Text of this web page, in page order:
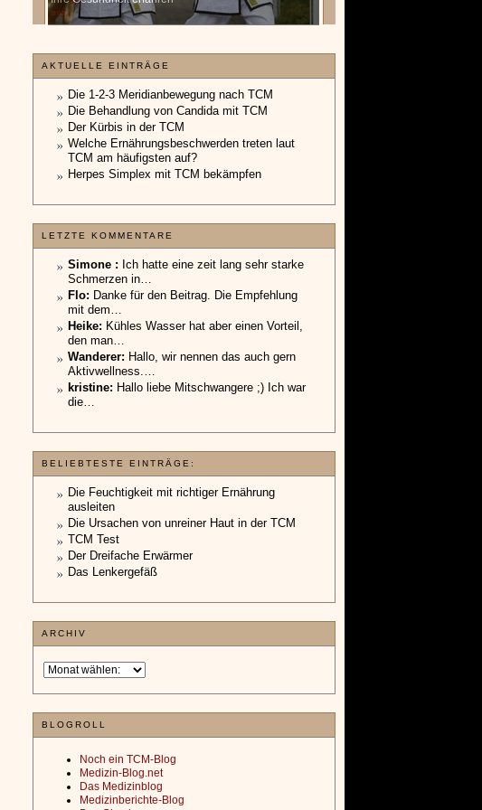
»»»
»»»
AKTUELLE EINTRÄGE
Die 1-2-3 Meridianbewegung nach TCM
Die Behandlung von Candida mit TCM
Der Kürbis in der TCM
Welche Ernährungsbeschwerden treten laut
TCM am häufigsten auf?
Herpes Simplex mit TCM bekämpfen
LETZTE KOMMENTARE
Simone : Ich hatte eine zeit lang sehr starke
Schmerzen in…
Flo: Danke für den Beitrag. Die Empfehlung
mit dem…
Heike: Kühles Wasser hat aber einen Vorteil,
den man…
Wanderer: Hallo, wir nennen das auch gern
Aktivwellness.…
kristine: Hallo liebe Mitschwangere ;) Ich war
die…
BELIEBTESTE EINTRÄGE:
Die Feuchtigkeit mit richtiger Ernährung
ausleiten
Die Ursachen von unreiner Haut in der TCM
TCM Test
Der Dreifache Erwärmer
Das Lenkergefäß
ARCHIV
BLOGROLL
Noch ein TCM-Blog
Medizin-Blog.net
Das Medizinblog
Medizinberichte-Blog